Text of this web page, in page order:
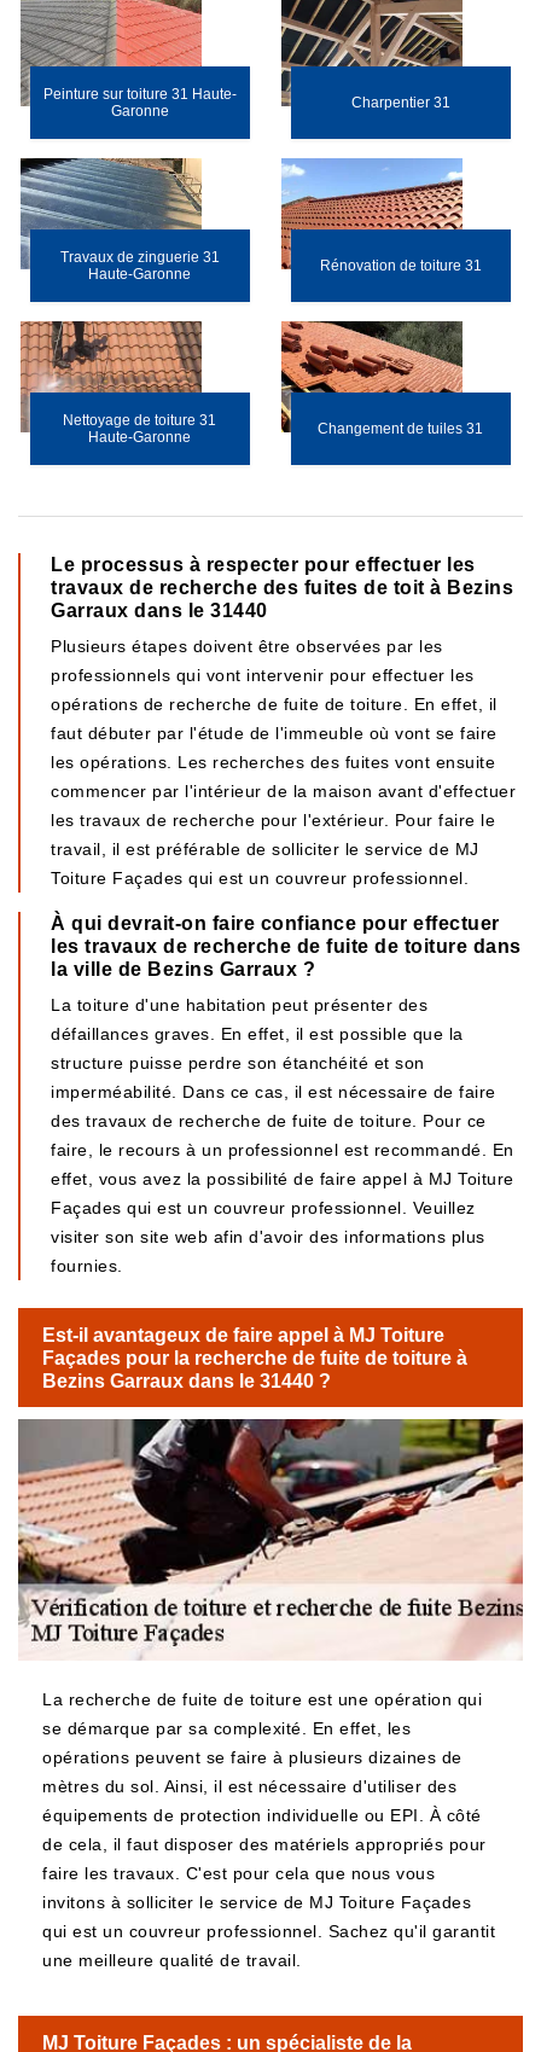
Peinture sur toiture 31 Haute-
Garonne
Charpentier 31
Travaux de zinguerie 31
Haute-Garonne
Rénovation de toiture 31
Nettoyage de toiture 31
Haute-Garonne
Changement de tuiles 31
Le processus à respecter pour effectuer les
travaux de recherche des fuites de toit à Bezins
Garraux dans le 31440
Plusieurs étapes doivent être observées par les
professionnels qui vont intervenir pour effectuer les
opérations de recherche de fuite de toiture. En effet, il
faut débuter par l'étude de l'immeuble où vont se faire
les opérations. Les recherches des fuites vont ensuite
commencer par l'intérieur de la maison avant d'effectuer
les travaux de recherche pour l'extérieur. Pour faire le
travail, il est préférable de solliciter le service de MJ
Toiture Façades qui est un couvreur professionnel.
À qui devrait-on faire confiance pour effectuer
les travaux de recherche de fuite de toiture dans
la ville de Bezins Garraux ?
La toiture d'une habitation peut présenter des
défaillances graves. En effet, il est possible que la
structure puisse perdre son étanchéité et son
imperméabilité. Dans ce cas, il est nécessaire de faire
des travaux de recherche de fuite de toiture. Pour ce
faire, le recours à un professionnel est recommandé. En
effet, vous avez la possibilité de faire appel à MJ Toiture
Façades qui est un couvreur professionnel. Veuillez
visiter son site web afin d'avoir des informations plus
fournies.
Est-il avantageux de faire appel à MJ Toiture
Façades pour la recherche de fuite de toiture à
Bezins Garraux dans le 31440 ?
La recherche de fuite de toiture est une opération qui
se démarque par sa complexité. En effet, les
opérations peuvent se faire à plusieurs dizaines de
mètres du sol. Ainsi, il est nécessaire d'utiliser des
équipements de protection individuelle ou EPI. À côté
de cela, il faut disposer des matériels appropriés pour
faire les travaux. C'est pour cela que nous vous
invitons à solliciter le service de MJ Toiture Façades
qui est un couvreur professionnel. Sachez qu'il garantit
une meilleure qualité de travail.
MJ Toiture Façades : un spécialiste de la